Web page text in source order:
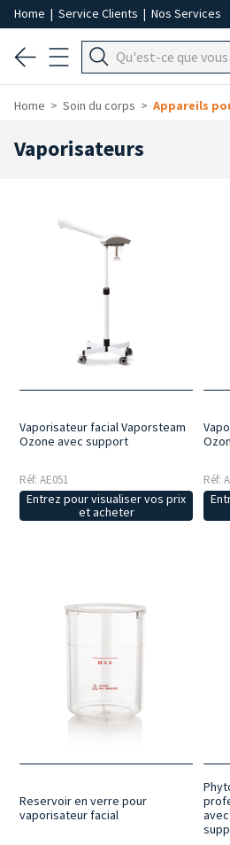
Home | Service Clients | Nos Services
Home Soin du corps Appareils
Vaporisateurs
Vaporisateur facial Vaporsteam
Ozone avec support
Réf: AE051
Entrez pour visualiser vos prix
et acheter
Réf:
Reservoir en verre pour
vaporisateur facial